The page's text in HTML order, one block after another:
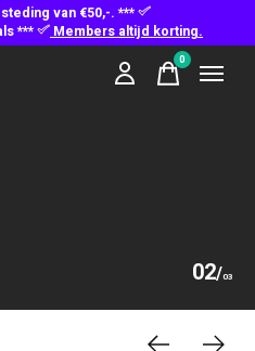
van €50,-. ***
***
Members altijd korting.
0items
02/03